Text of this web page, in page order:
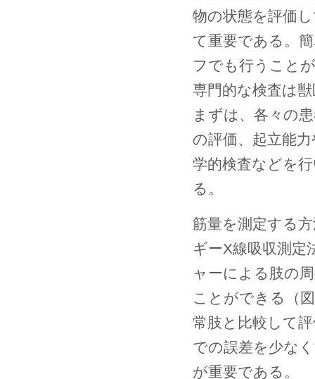
物の状態を評価
て重要である。
フでも行うこと
専門的な検査は
まずは、各々の
の評価、起立能
学的検査などを
る。
筋量を測定する
ギーX線吸収測定
ャーによる肢の
ことができる（
常肢と比較して
での誤差を少な
が重要である。